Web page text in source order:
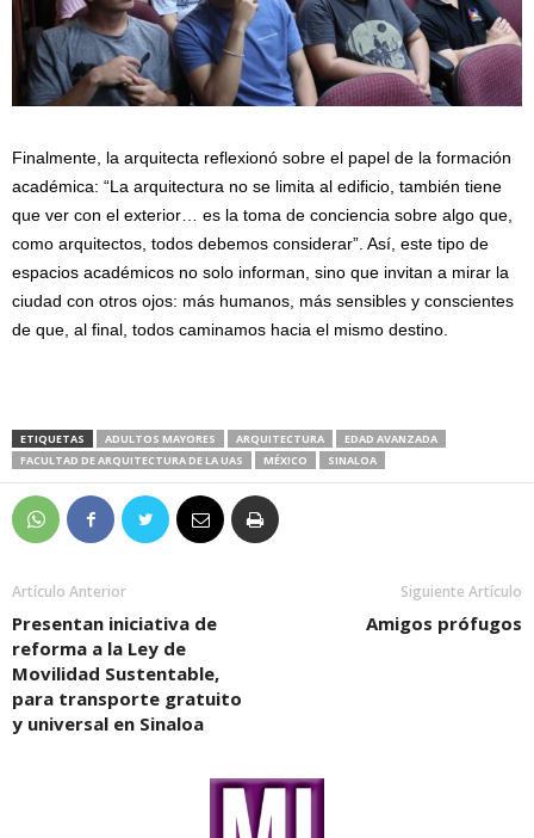
Finalmente, la arquitecta reflexionó sobre el papel de la formación
académica: “La arquitectura no se limita al edificio, también tiene
que ver con el exterior… es la toma de conciencia sobre algo que,
como arquitectos, todos debemos considerar”. Así, este tipo de
espacios académicos no solo informan, sino que invitan a mirar la
ciudad con otros ojos: más humanos, más sensibles y conscientes
de que, al final, todos caminamos hacia el mismo destino.
ETIQUETAS ADULTOS MAYORES ARQUITECTURA
EDAD AVANZADA
FACULTAD DE ARQUITECTURA DE LA UAS
MÉXICO SINALOA
Artículo Anterior
Presentan iniciativa de
reforma a la Ley de
Movilidad Sustentable,
para transporte gratuito
y universal en Sinaloa
Siguiente Artículo
Amigos prófugos